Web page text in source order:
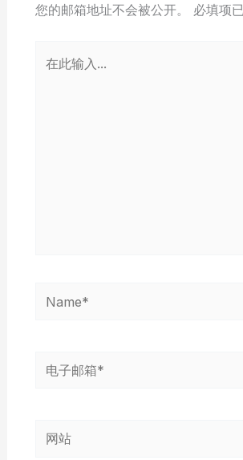
您的邮箱地址不会被公开。 必填项
Name*
电
箱
网